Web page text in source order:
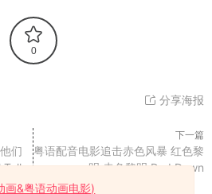
0
分享海报
们
Talk
下一篇
粤语配音电影追击赤色风暴 红色黎
明 赤色黎明 Red Dawn
画&粤语动画电影)